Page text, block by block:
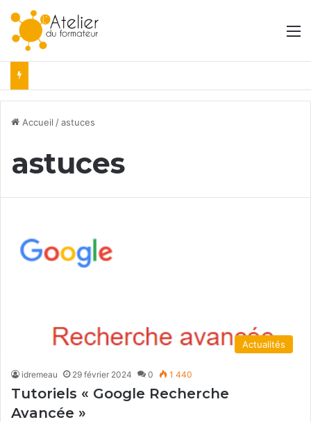
Accueil /astuces
astuces
Actualités
idremeau 29 février 2024 0 1 440
Tutoriels « Google Recherche
Avancée »